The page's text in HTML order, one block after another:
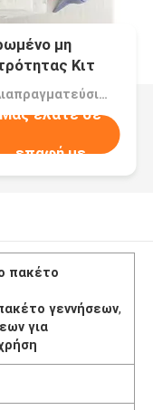
μη
Κιτ
Τιμή：Διαπραγματεύσιμα
Μας ελάτε σε
επαφή με
πακέτο
γεννήσεων,
για